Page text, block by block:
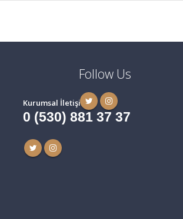
Kurumsal İletişim
0 (530) 881 37 37
Follow Us